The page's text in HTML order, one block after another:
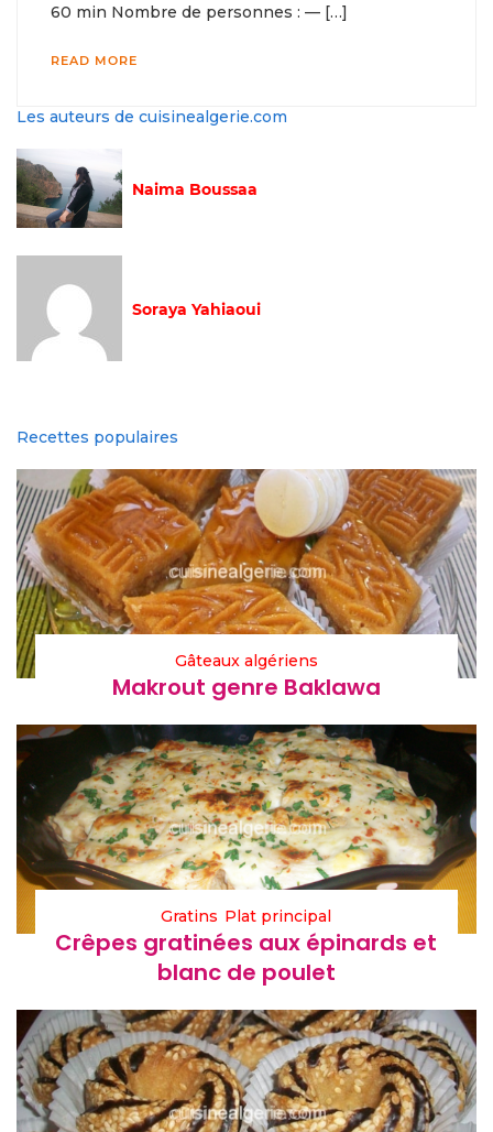
60 min Nombre de personnes : — […]
READ MORE
Les auteurs de cuisinealgerie.com
Naima Boussaa
Soraya Yahiaoui
Recettes populaires
Gâteaux algériens
Makrout genre Baklawa
Gratins Plat principal
Crêpes gratinées aux épinards et
blanc de poulet